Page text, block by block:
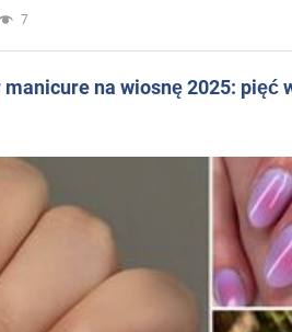
7
na wiosnę 2025: pięć